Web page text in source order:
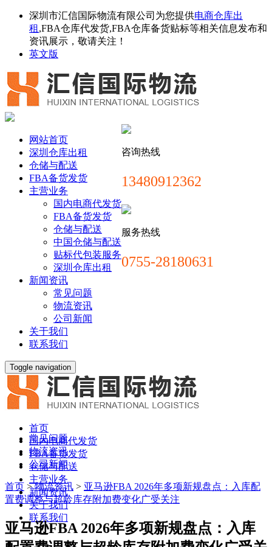
深圳市汇信国际物流有限公司为您提供电商仓库出
租 ,FBA仓库代发货,FBA仓库备货贴标等相关信息发布和
资讯展示，敬请关注！
英文版
咨询热线
13480912362
服务热线
0755-28180631
网站首页
深圳仓库出租
仓储与配送
FBA备货发货
主营业务
国内电商代发货
FBA备货发货
仓储与配送
中国仓储与配送
贴标代包装服务
深圳仓库出租
新闻资讯
常见问题
物流资讯
公司新闻
关于我们
联系我们
Toggle navigation
首页
国内电商代发货
FBA备货发货
仓储与配送
主营业务
新闻资讯
关于我们
联系我们
常见问题
物流资讯
公司新闻
首页 >物流资讯 > 亚马逊FBA 2026年多项新规盘点：入库配
置费调整与超龄库存附加费变化广受关注
亚马逊FBA 2026年多项新规盘点：入库